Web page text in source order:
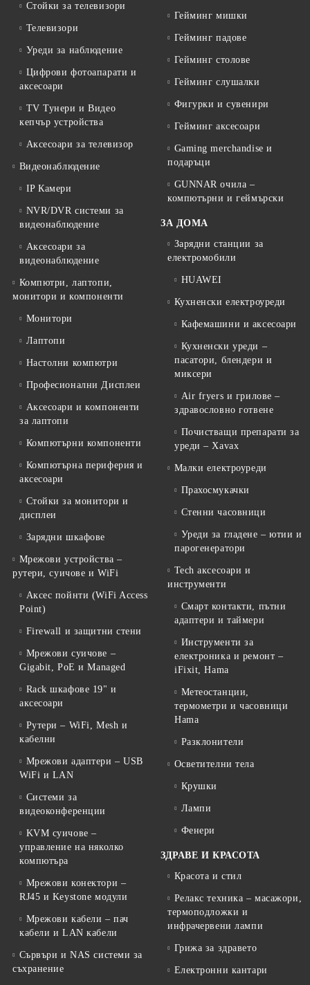
Стойки за телевизори
Телевизори
Уреди за наблюдение
Цифрови фотоапарати и
аксесоари
TV Тунери и Видео
кепчър устройства
Аксесоари за телевизор
Видеонаблюдение
IP Камери
NVR/DVR системи за
видеонаблюдение
Аксесоари за
видеонаблюдение
Компютри, лаптопи,
монитори и компоненти
Монитори
Лаптопи
Настолни компютри
Професионални Дисплеи
Аксесоари и компоненти
за лаптопи
Компютърни компоненти
Компютърна периферия и
аксесоари
Стойки за монитори и
дисплеи
Зарядни шкафове
Мрежови устройства –
рутери, суичове и WiFi
Аксес пойнти (WiFi Access
Point)
Firewall и защитни стени
Мрежови суичове –
Gigabit, PoE и Managed
Rack шкафове 19" и
аксесоари
Рутери – WiFi, Mesh и
кабелни
Мрежови адаптери – USB
WiFi и LAN
Системи за
видеоконференции
KVM суичове –
управление на няколко
компютъра
Мрежови конектори –
RJ45 и Keystone модули
Мрежови кабели – пач
кабели и LAN кабели
Сървъри и NAS системи за
съхранение
Гейминг мишки
Гейминг падове
Гейминг столове
Гейминг слушалки
Фигурки и сувенири
Гейминг аксесоари
Gaming merchandise и
подаръци
GUNNAR очила –
компютърни и геймърски
ЗА ДОМА
Зарядни станции за
електромобили
HUAWEI
Кухненски електроуреди
Кафемашини и аксесоари
Кухненски уреди –
пасатори, блендери и
миксери
Air fryers и грилове –
здравословно готвене
Почистващи препарати за
уреди – Xavax
Малки електроуреди
Прахосмукачки
Стенни часовници
Уреди за гладене – ютии и
парогенератори
Tech аксесоари и
инструменти
Смарт контакти, пътни
адаптери и таймери
Инструменти за
електроника и ремонт –
iFixit, Hama
Метеостанции,
термометри и часовници
Hama
Разклонители
Осветителни тела
Крушки
Лампи
Фенери
ЗДРАВЕ И КРАСОТА
Красота и стил
Релакс техника – масажори,
термоподложки и
инфрачервени лампи
Грижа за здравето
Електронни кантари